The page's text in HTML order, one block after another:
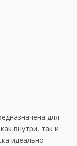
для
внутри, так и
идеально